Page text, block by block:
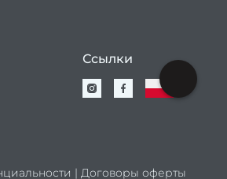
Ссылки
| Договоры оферты